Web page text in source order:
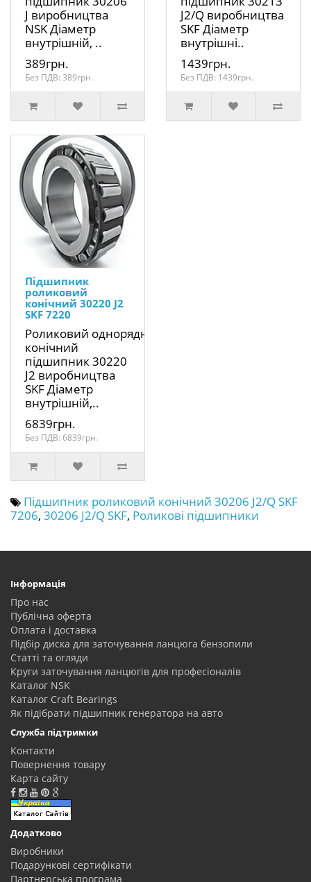
J виробництва
NSK Діаметр
внутрішній, ..
389грн.
Без ПДВ: 389грн.
J2/Q виробництва
SKF Діаметр
внутрішні..
1439грн.
Без ПДВ: 1439грн.
Підшипник
роликовий
конічний 30220 J2
SKF 7220
Роликовий однорядний
конічний
підшипник 30220
J2 виробництва
SKF Діаметр
внутрішній,..
6839грн.
Без ПДВ: 6839грн.
Підшипник роликовий конічний 30206 J2/Q SKF
7206, 30206 J2/Q SKF, Роликові підшипники
Інформація
Про нас
Публічна оферта
Оплата і доставка
Підбір диска для заточування ланцюга бензопили
Статті та огляди
Круги заточування ланцюгів для професіоналів
Каталог NSK
Каталог Craft Bearings
Як підібрати підшипник генератора на авто
Служба підтримки
Контакти
Повернення товару
Карта сайту
Додатково
Виробники
Подарункові сертифікати
Партнерська програма